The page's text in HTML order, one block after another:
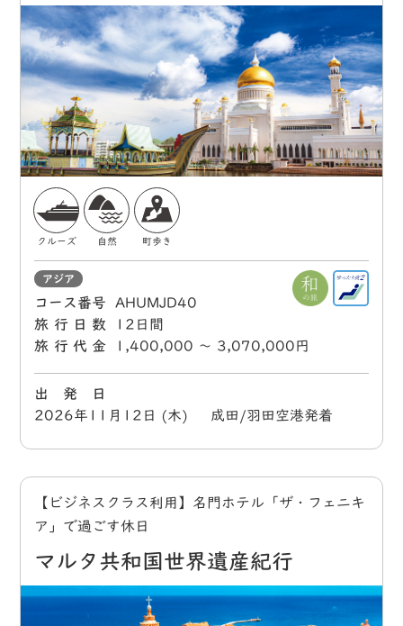
クルーズ 自然 町歩き
アジア
コース番号
AHUMJD40
旅行日数
12日間
旅行代金
1,400,000 〜 3,070,000円
出 発 日
2026年11月12日 (木) 成田/羽田空港発着
【ビジネスクラス利用】名門ホテル「ザ・フェニキ
ア」で過ごす休日
マルタ共和国世界遺産紀行